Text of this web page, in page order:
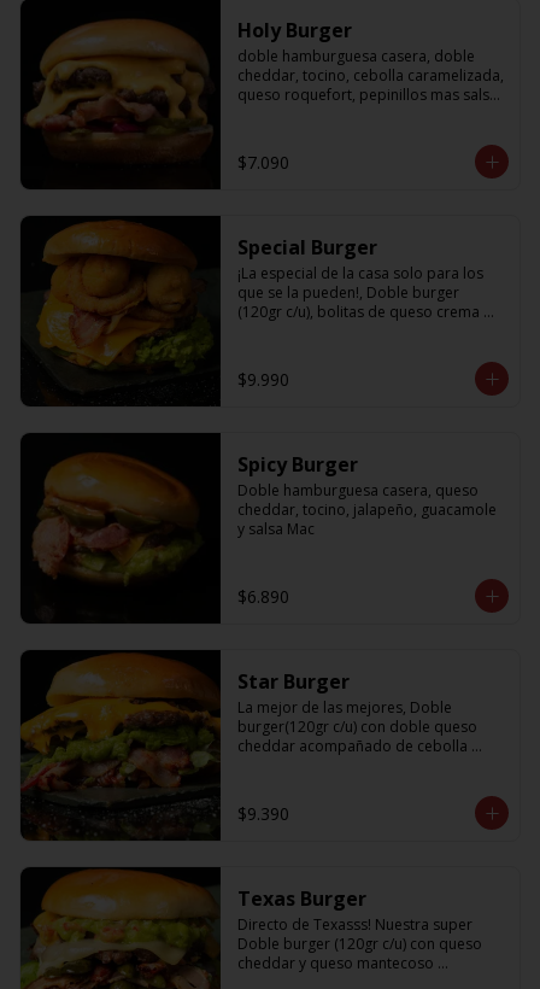
Holy Burger
doble hamburguesa casera, doble
cheddar, tocino, cebolla caramelizada,
queso roquefort, pepinillos mas salsa
$7.090
Special Burger
¡La especial de la casa solo para los
que se la pueden!, Doble burger
(120gr c/u), bolitas de queso crema
holy
$9.990
Spicy Burger
Doble hamburguesa casera, queso
cheddar, tocino, jalapeño, guacamole
y salsa Mac
$6.890
Star Burger
La mejor de las mejores, Doble
burger(120gr c/u) con doble queso
cheddar acompañado de cebolla
$9.390
Texas Burger
Directo de Texasss! Nuestra super
Doble burger (120gr c/u) con queso
cheddar y queso mantecoso